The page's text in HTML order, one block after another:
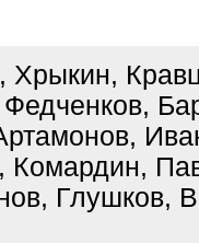
Хрыкин,
Комардин,
Глушков,